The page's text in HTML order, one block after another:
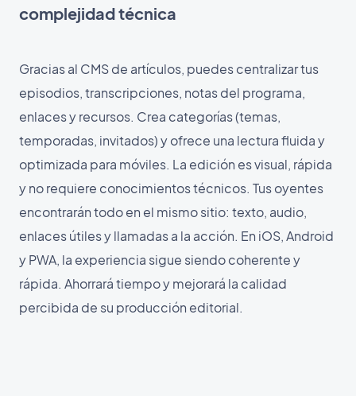
complejidad técnica
Gracias al CMS de artículos, puedes centralizar tus
episodios, transcripciones, notas del programa,
enlaces y recursos. Crea categorías (temas,
temporadas, invitados) y ofrece una lectura fluida y
optimizada para móviles. La edición es visual, rápida
y no requiere conocimientos técnicos. Tus oyentes
encontrarán todo en el mismo sitio: texto, audio,
enlaces útiles y llamadas a la acción. En iOS, Android
y PWA, la experiencia sigue siendo coherente y
rápida. Ahorrará tiempo y mejorará la calidad
percibida de su producción editorial.